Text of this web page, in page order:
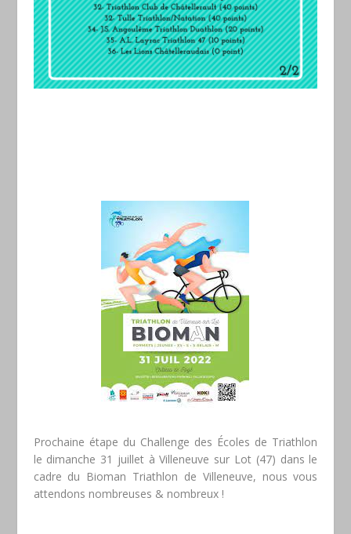
Prochaine étape du Challenge des Écoles de Triathlon
le dimanche 31 juillet à Villeneuve sur Lot (47) dans le
cadre du Bioman Triathlon de Villeneuve, nous vous
attendons nombreuses & nombreux !